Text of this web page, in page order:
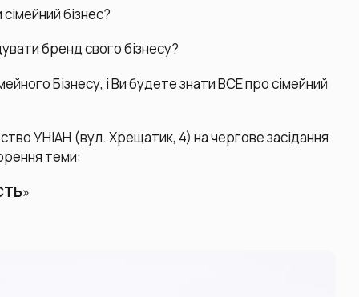
бізнес?
бренд свого бізнесу?
Бізнесу, і Ви будете знати ВСЕ про сімейний
УНІАН (вул. Хрещатик, 4) на чергове засідання
теми:
»